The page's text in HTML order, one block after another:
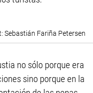
Sebastián Fariña Petersen
no sólo porque era
sino porque en la